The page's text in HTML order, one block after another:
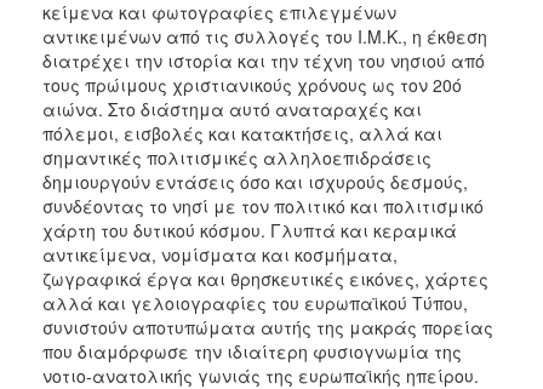
2011
ΔΗΜΟΣ
ΠΟΛΙΤΙΣΜΟΣ
ΑΝΘΕΚΤΙΚΗ
ΠΟΛΗ
κείμενα και φωτογραφίες επιλεγμένων
αντικειμένων από τις συλλογές του Ι.Μ.Κ., η έκθεση
διατρέχει την ιστορία και την τέχνη του νησιού από
τους πρώιμους χριστιανικούς χρόνους ως τον 20ό
αιώνα. Στο διάστημα αυτό αναταραχές και
πόλεμοι, εισβολές και κατακτήσεις, αλλά και
σημαντικές πολιτισμικές αλληλοεπιδράσεις
δημιουργούν εντάσεις όσο και ισχυρούς δεσμούς,
συνδέοντας το νησί με τον πολιτικό και πολιτισμικό
χάρτη του δυτικού κόσμου. Γλυπτά και κεραμικά
αντικείμενα, νομίσματα και κοσμήματα,
ζωγραφικά έργα και θρησκευτικές εικόνες, χάρτες
αλλά και γελοιογραφίες του ευρωπαϊκού Τύπου,
συνιστούν αποτυπώματα αυτής της μακράς πορείας
που διαμόρφωσε την ιδιαίτερη φυσιογνωμία της
νοτιο-ανατολικής γωνιάς της ευρωπαϊκής ηπείρου.